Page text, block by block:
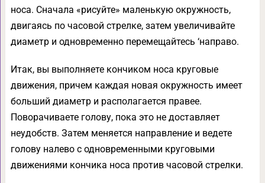
носа. Сначала «рисуйте» маленькую окружность,
двигаясь по часовой стрелке, затем увеличивайте
диаметр и одновременно перемещайтесь ‘направо.
Итак, вы выполняете кончиком носа круговые
движения, причем каждая новая окружность имеет
больший диаметр и располагается правее.
Поворачиваете голову, пока это не доставляет
неудобств. Затем меняется направление и ведете
голову налево с одновременными круговыми
движениями кончика носа против часовой стрелки.